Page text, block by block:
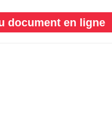
document en ligne